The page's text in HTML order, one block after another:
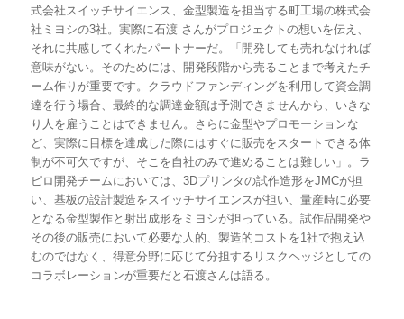
式会社スイッチサイエンス、金型製造を担当する町工場の株式会
社ミヨシの3社。実際に石渡 さんがプロジェクトの想いを伝え、
それに共感してくれたパートナーだ。「開発しても売れなければ
意味がない。そのためには、開発段階から売ることまで考えたチ
ーム作りが重要です。クラウドファンディングを利用して資金調
達を行う場合、最終的な調達金額は予測できませんから、いきな
り人を雇うことはできません。さらに金型やプロモーションな
ど、実際に目標を達成した際にはすぐに販売をスタートできる体
制が不可欠ですが、そこを自社のみで進めることは難しい」。ラ
ピロ開発チームにおいては、3Dプリンタの試作造形をJMCが担
い、基板の設計製造をスイッチサイエンスが担い、量産時に必要
となる金型製作と射出成形をミヨシが担っている。試作品開発や
その後の販売において必要な人的、製造的コストを1社で抱え込
むのではなく、得意分野に応じて分担するリスクヘッジとしての
コラボレーションが重要だと石渡さんは語る。